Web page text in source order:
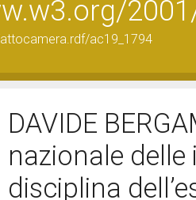
ac19_1794
DAVIDE
nazionale
disciplina